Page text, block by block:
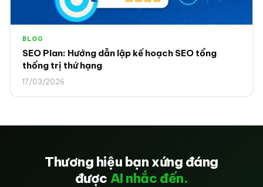
BLOG
SEO Plan: Hướng dẫn lập kế hoạch SEO tổng
thống trị thứ hạng
17/03/2026
Thương hiệu bạn xứng đáng
được AI nhắc đến.